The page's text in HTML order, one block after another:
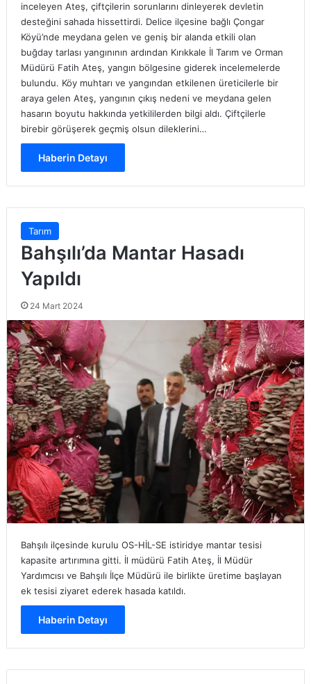
inceleyen Ateş, çiftçilerin sorunlarını dinleyerek devletin
desteğini sahada hissettirdi. Delice ilçesine bağlı Çongar
Köyü’nde meydana gelen ve geniş bir alanda etkili olan
buğday tarlası yangınının ardından Kırıkkale İl Tarım ve Orman
Müdürü Fatih Ateş, yangın bölgesine giderek incelemelerde
bulundu. Köy muhtarı ve yangından etkilenen üreticilerle bir
araya gelen Ateş, yangının çıkış nedeni ve meydana gelen
hasarın boyutu hakkında yetkililerden bilgi aldı. Çiftçilerle
birebir görüşerek geçmiş olsun dileklerini…
Haberin Detayı
Tarım
Bahşılı’da Mantar Hasadı
Yapıldı
24 Mart 2024
Bahşılı ilçesinde kurulu OS-HİL-SE istiridye mantar tesisi
kapasite artırımına gitti. İl müdürü Fatih Ateş, İl Müdür
Yardımcısı ve Bahşılı İlçe Müdürü ile birlikte üretime başlayan
ek tesisi ziyaret ederek hasada katıldı.
Haberin Detayı